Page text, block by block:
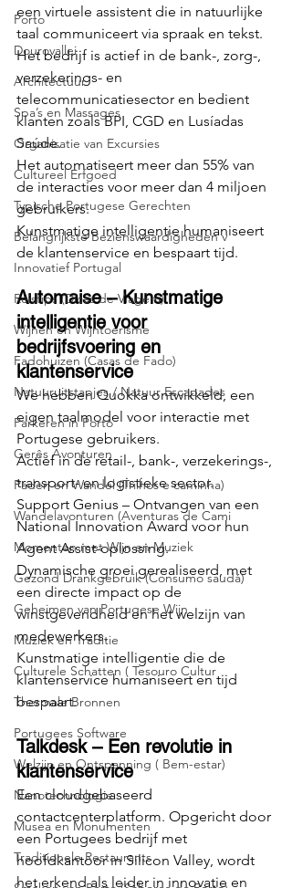
Porto
Dourovallei
Architectuur
Spa’s en Massages
Organisatie van Excursies
Cultureel Erfgoed
Typische Portugese Gerechten
Belangrijkste Bezienswaardigheden v
Innovatief Portugal
Reistips (Dicas de Viagem)
Wijnen en Wijntoerisme
Fadohuizen (Casas de Fado)
Natuuruitstapjes / Natuur Escapades
Parkeren in Porto
Gerês Avonturen
Paden en Wandel (Trilhos e caminha)
Wandelavonturen (Aventuras de Cami
Momenten met Wijn en Muziek
Gezond Drankgebruik (Consumo saudá)
Geheimen van Portugese Wijn
Muziek en Traditie
Culturele Schatten ( Tesouro Cultur
Thermale Bronnen
Portugees Software
Welzijn en Ontspanning ( Bem-estar)
Nanotechnologie
Musea en Monumenten
Traditionele Restaurants
een virtuele assistent die in natuurlijke
taal communiceert via spraak en tekst.
Het bedrijf is actief in de bank-, zorg-,
verzekerings- en
telecommunicatiesector en bedient
klanten zoals BPI, CGD en Lusíadas
Saúde.
Het automatiseert meer dan 55% van
de interacties voor meer dan 4 miljoen
gebruikers.
Kunstmatige intelligentie humaniseert
de klantenservice en bespaart tijd.
Automaise – Kunstmatige
intelligentie voor
bedrijfsvoering en
klantenservice
We hebben Quokka ontwikkeld, een
eigen taalmodel voor interactie met
Portugese gebruikers.
Actief in de retail-, bank-, verzekerings-,
transport- en logistieke sector.
Support Genius – Ontvangen van een
National Innovation Award voor hun
Agent Assist-oplossing.
Dynamische groei gerealiseerd, met
een directe impact op de
winstgevendheid en het welzijn van
medewerkers.
Kunstmatige intelligentie die de
klantenservice humaniseert en tijd
bespaart.
Talkdesk – Een revolutie in
klantenservice
Een cloudgebaseerd
contactcenterplatform. Opgericht door
een Portugees bedrijf met
hoofdkantoor in Silicon Valley, wordt
het erkend als leider in innovatie en